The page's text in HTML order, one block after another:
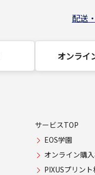
配送
オンライ
サービスTOP
EOS学園
オンライン購
PIXUSプリン